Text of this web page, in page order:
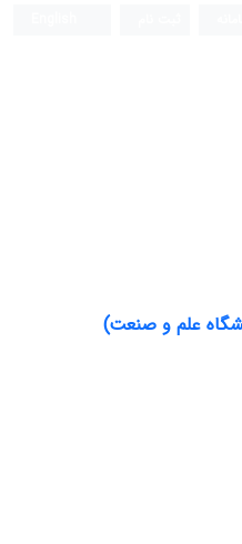
علم و صنعت)